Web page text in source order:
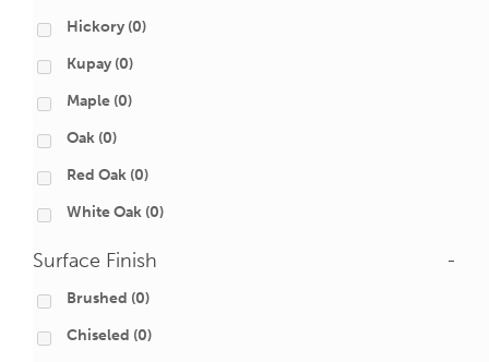
Hickory (0)
Kupay (0)
Maple (0)
Oak (0)
Red Oak (0)
White Oak (0)
Surface Finish -
Brushed (0)
Chiseled (0)